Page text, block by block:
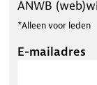
ANWB
*Alleen voor leden
E-mailadres